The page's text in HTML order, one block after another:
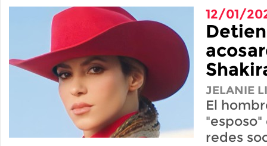
12/01/
JELANIE
El
redes